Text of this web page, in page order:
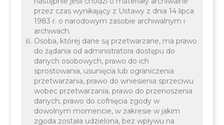
przez czas wynikający z Ustawy z dnia 14 lipca
1983 r. o narodowym zasobie archiwalnym i
archiwach.
Osoba, której dane są przetwarzane, ma prawo
do żądania od administratora dostępu do
danych osobowych, prawo do ich
sprostowania, usunięcia lub ograniczenia
przetwarzania, prawo do wniesienia sprzeciwu
wobec przetwarzania, prawo do przenoszenia
danych, prawo do cofnięcia zgody w
dowolnym momencie, w zakresie w jakim
zgoda została udzielona, bez wpływu na